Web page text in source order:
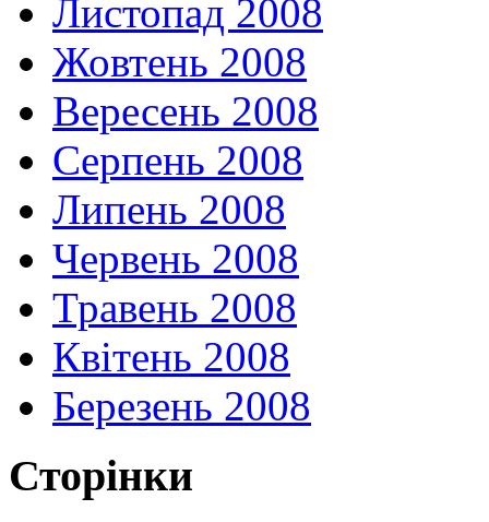
Листопад 2008
Жовтень 2008
Вересень 2008
Серпень 2008
Липень 2008
Червень 2008
Травень 2008
Квітень 2008
Березень 2008
Сторінки